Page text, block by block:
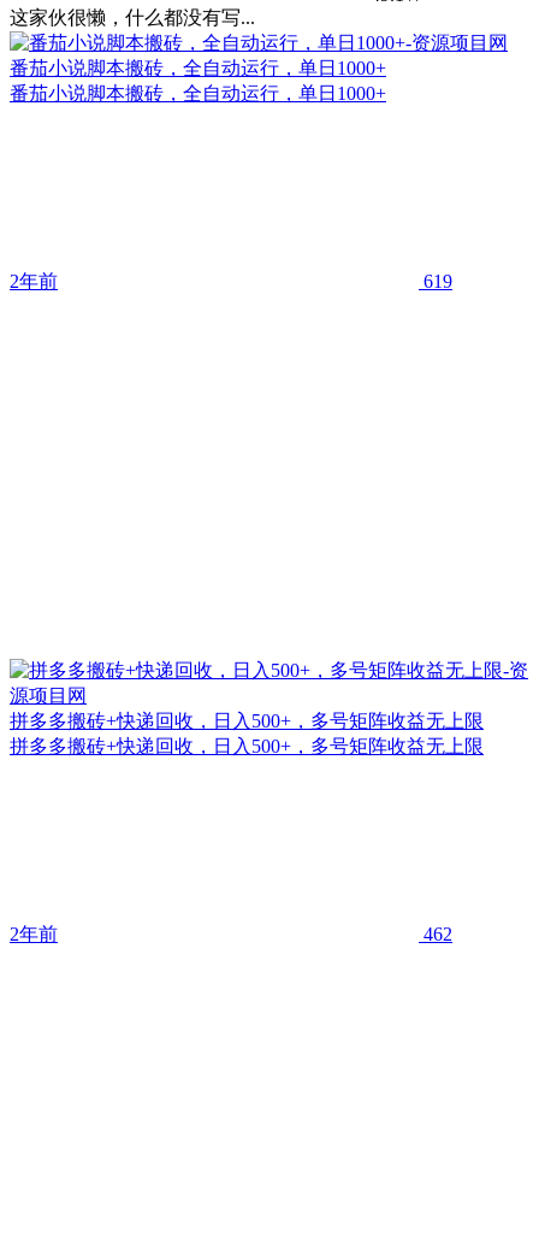
这家伙很懒，什么都没有写...
番茄小说脚本搬砖，全自动运行，单日1000+
番茄小说脚本搬砖，全自动运行，单日1000+
2年前 619
拼多多搬砖+快递回收，日入500+，多号矩阵收益无上限
拼多多搬砖+快递回收，日入500+，多号矩阵收益无上限
2年前 462